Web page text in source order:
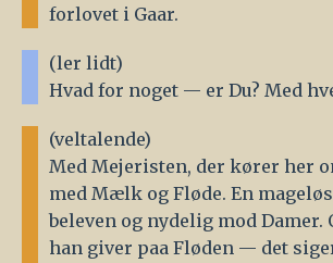
forlovet i Gaar.
(ler lidt)
Hvad for noget — er Du? Med
(veltalende)
Med Mejeristen, der kører her
med Mælk og Fløde. En
beleven og nydelig mod Damer.
han giver paa Fløden — det